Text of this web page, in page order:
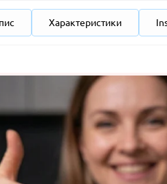
Характеристики